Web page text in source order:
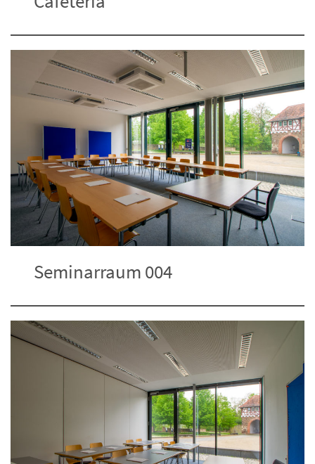
Seminarraum 004